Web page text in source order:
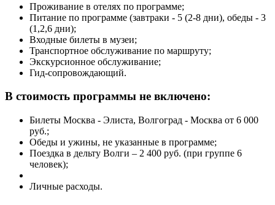
Проживание в отелях по программе;
Питание по программе (завтраки - 5 (2-8 дни), обеды - 3
(1,2,6 дни);
Входные билеты в музеи;
Транспортное обслуживание по маршруту;
Экскурсионное обслуживание;
Гид-сопровождающий.
В стоимость программы не включено:
Билеты Москва - Элиста, Волгоград - Москва от 6 000
руб.;
Обеды и ужины, не указанные в программе;
Поездка в дельту Волги – 2 400 руб. (при группе 6
человек);
Личные расходы.